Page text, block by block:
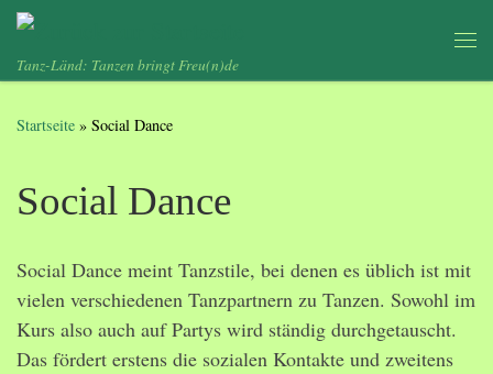
Zum Inhalt springen
Tanz-Länd: Tanzen bringt Freu(n)de
Startseite » Social Dance
Social Dance
Social Dance meint Tanzstile, bei denen es üblich ist mit
vielen verschiedenen Tanzpartnern zu Tanzen. Sowohl im
Kurs also auch auf Partys wird ständig durchgetauscht.
Das fördert erstens die sozialen Kontakte und zweitens